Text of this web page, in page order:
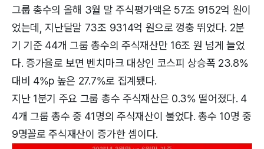
그룹 총수의 올해 3월 말 주식평가액은 57조 9152억 원이
었는데, 지난달말 73조 9314억 원으로 껑충 뛰었다. 2분
기 기준 44개 그룹 총수의 주식재산만 16조 원 넘게 늘었
다. 증가율로 보면 벤치마크 대상인 코스피 상승폭 23.8%
대비 4%p 높은 27.7%로 집계됐다.
지난 1분기 주요 그룹 총수 주식재산은 0.3% 떨어졌다. 4
4개 그룹 총수 중 41명의 주식재산이 불었다. 총수 10명 중
9명꼴로 주식재산이 증가한 셈이다.